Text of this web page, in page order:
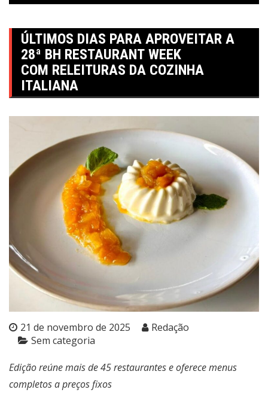
ÚLTIMOS DIAS PARA APROVEITAR A
28ª BH RESTAURANT WEEK
COM RELEITURAS DA COZINHA
ITALIANA
21 de novembro de 2025
Redação
Sem categoria
Edição reúne mais de 45 restaurantes e oferece menus
completos a preços fixos